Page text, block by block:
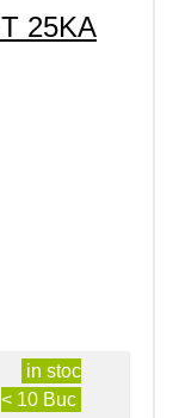
25KA
in stoc
< 10 Buc